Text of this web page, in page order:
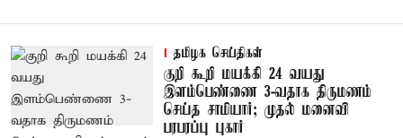
தமிழக செய்திகள்
குறி கூறி மயக்கி 24 வயது
இளம்பெண்ணை 3-வதாக திருமணம்
செய்த சாமியார்; முதல் மனைவி
பரபரப்பு புகார்